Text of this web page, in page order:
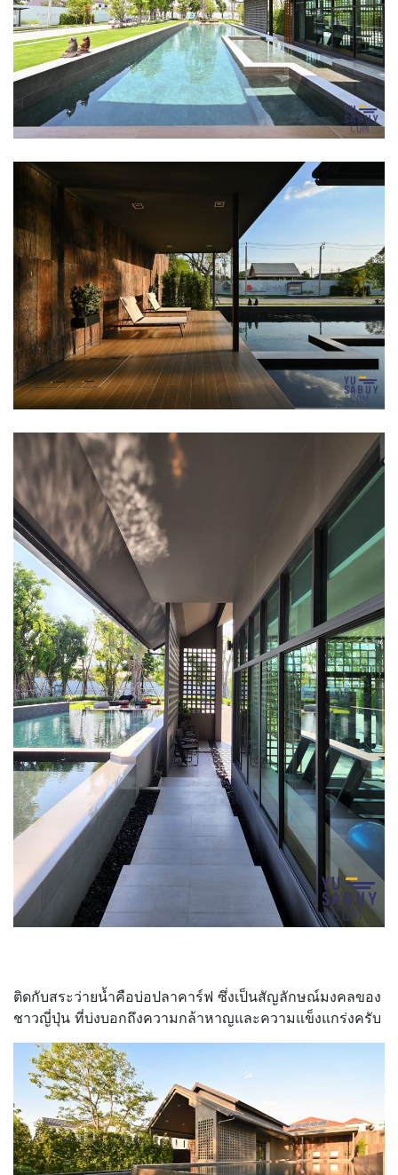
ติดกับสระว่ายน้ำคือบ่อปลาคาร์ฟ ซึ่งเป็นสัญลักษณ์มงคลของ
ชาวญี่ปุ่น ที่บ่งบอกถึงความกล้าหาญและความแข็งแกร่งครับ